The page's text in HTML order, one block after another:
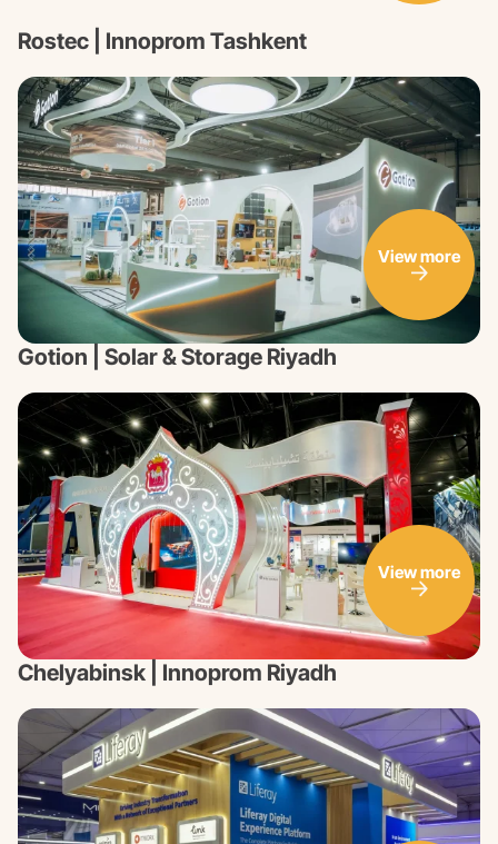
Rostec | Innoprom Tashkent
Gotion | Solar & Storage Riyadh
View more
Chelyabinsk | Innoprom Riyadh
View more